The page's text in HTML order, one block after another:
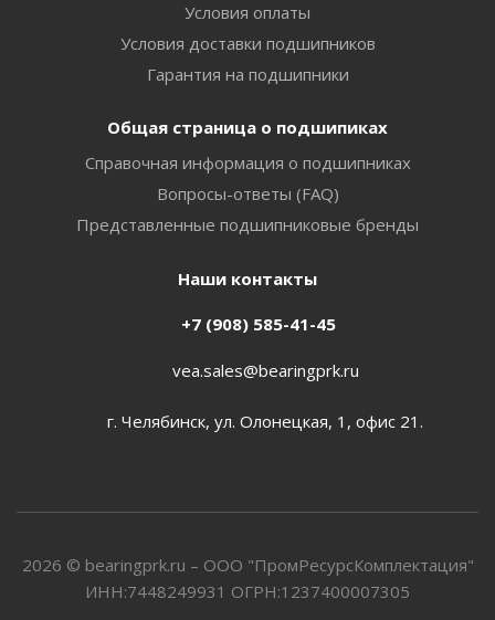
Условия оплаты
Условия доставки подшипников
Гарантия на подшипники
Общая страница о подшипиках
Справочная информация о подшипниках
Вопросы-ответы (FAQ)
Представленные подшипниковые бренды
Наши контакты
+7 (908) 585-41-45
vea.sales@bearingprk.ru
г. Челябинск, ул. Олонецкая, 1, офис 21.
2026 © bearingprk.ru – ООО "ПромРесурсКомплектация"
ИНН:7448249931 ОГРН:1237400007305